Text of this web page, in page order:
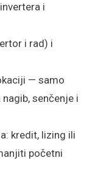
i
i rad) i
— samo
senčenje i
kredit, lizing ili
početni